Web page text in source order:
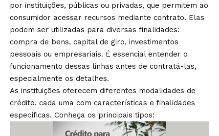
por instituições, públicas ou privadas, que permitem ao
consumidor acessar recursos mediante contrato. Elas
podem ser utilizadas para diversas finalidades:
compra de bens, capital de giro, investimentos
pessoais ou empresariais. É essencial entender o
funcionamento dessas linhas antes de contratá-las,
especialmente os detalhes.
As instituições oferecem diferentes modalidades de
crédito, cada uma com características e finalidades
específicas. Conheça os principais tipos: